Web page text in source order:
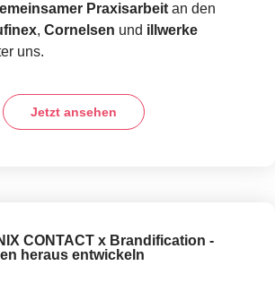
Praxisarbeit an den
, Cornelsen und illwerke
uns.
Jetzt ansehen
CONTACT x Brandification -
heraus entwickeln